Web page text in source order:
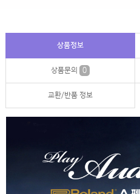
상품정보
상품문의 0
교환/반품 정보